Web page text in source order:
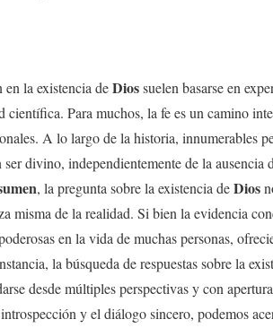
la existencia deDiossuelen basarse en
científica. Para muchos, la fe es un camino
A lo largo de la historia, innumerables
divino, independientemente de la ausencia
, la pregunta sobre la existencia deDios
misma de la realidad. Si bien la evidencia
en la vida de muchas personas,
la búsqueda de respuestas sobre la
desde múltiples perspectivas y con
y el diálogo sincero, podemos